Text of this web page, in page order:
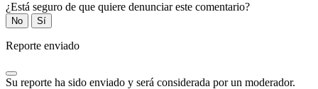
¿Está seguro de que quiere denunciar este comentario?
No Sí
Reporte enviado
Su reporte ha sido enviado y será considerada por un moderador.